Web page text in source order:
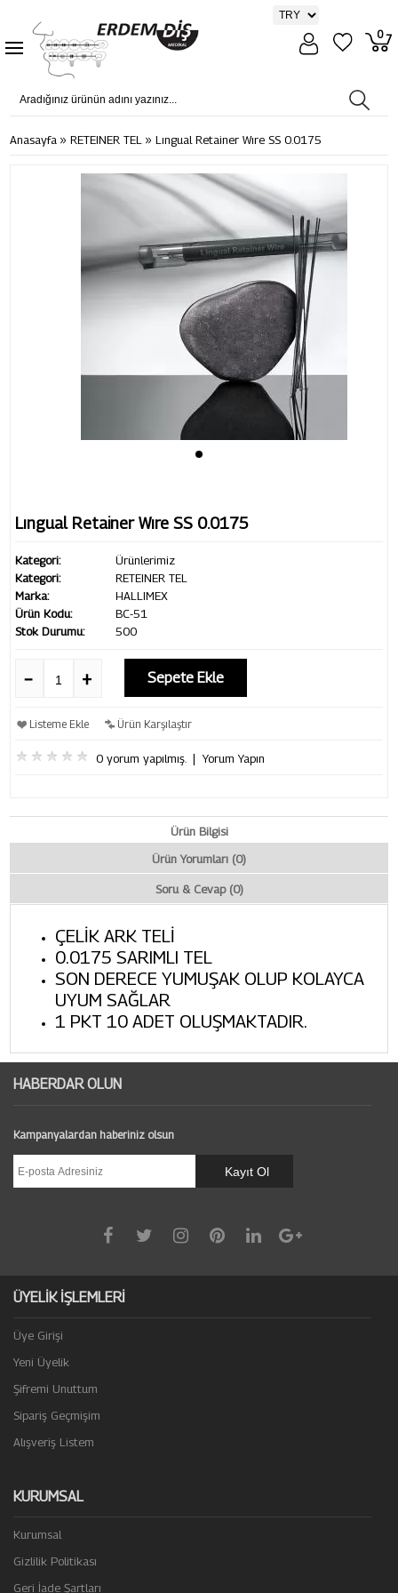
0
Anasayfa » RETEINER TEL» Lıngual Retainer Wıre SS 0.0175
Lıngual Retainer Wıre SS 0.0175
Kategori:
Ürünlerimiz
Kategori:
RETEINER TEL
Marka:
HALLIMEX
Ürün Kodu:
BC-51
Stok Durumu:
500
Sepete Ekle
Listeme Ekle Ürün Karşılaştır
0 yorum yapılmış. |Yorum Yapın
Ürün Bilgisi
Ürün Yorumları (0)
Soru & Cevap (0)
ÇELİK ARK TELİ
0.0175 SARIMLI TEL
SON DERECE YUMUŞAK OLUP KOLAYCA
UYUM SAĞLAR
1 PKT 10 ADET OLUŞMAKTADIR.
HABERDAR OLUN
Kampanyalardan haberiniz olsun
ÜYELİK İŞLEMLERİ
Üye Girişi
Yeni Üyelik
Şifremi Unuttum
Sipariş Geçmişim
Alışveriş Listem
KURUMSAL
Kurumsal
Gizlilik Politikası
Geri İade Şartları